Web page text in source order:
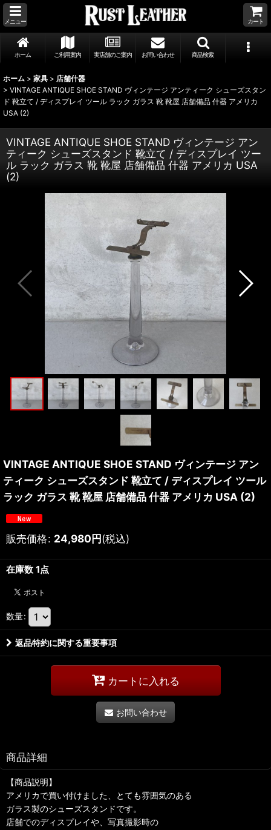
メニュー カート
ホーム ご利用案内 実店舗のご案内 お問い合わせ 商品検索
ホーム > 家具 > 店舗什器
> VINTAGE ANTIQUE SHOE STAND ヴィンテージ アンティーク シューズスタン
ド 靴立て / ディスプレイ ツール ラック ガラス 靴 靴屋 店舗備品 什器 アメリカ
USA (2)
VINTAGE ANTIQUE SHOE STAND ヴィンテージ アン
ティーク シューズスタンド 靴立て / ディスプレイ ツー
ル ラック ガラス 靴 靴屋 店舗備品 什器 アメリカ USA
(2)
VINTAGE ANTIQUE SHOE STAND ヴィンテージ アン
ティーク シューズスタンド 靴立て / ディスプレイ ツール
ラック ガラス 靴 靴屋 店舗備品 什器 アメリカ USA (2)
販売価格: 24,980円(税込)
在庫数 1点
数量:
返品特約に関する重要事項
カートに入れる
お問い合わせ
商品詳細
【商品説明】
アメリカで買い付けました、とても雰囲気のある
ガラス製のシューズスタンドです。
店舗でのディスプレイや、写真撮影時の